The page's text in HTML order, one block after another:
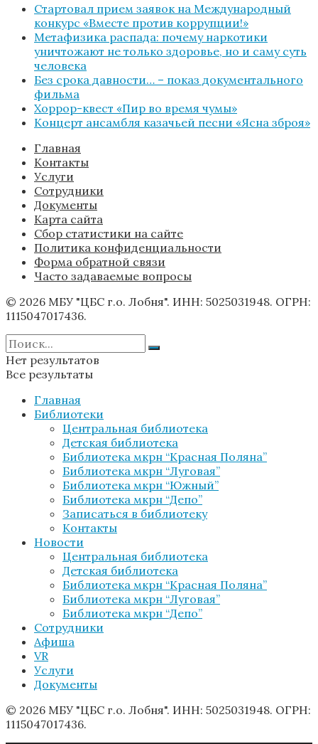
Стартовал прием заявок на Международный
конкурс «Вместе против коррупции!»
Метафизика распада: почему наркотики
уничтожают не только здоровье, но и саму суть
человека
Без срока давности… – показ документального
фильма
Хоррор-квест «Пир во время чумы»
Концерт ансамбля казачьей песни «Ясна зброя»
Главная
Контакты
Услуги
Сотрудники
Документы
Карта сайта
Сбор статистики на сайте
Политика конфиденциальности
Форма обратной связи
Часто задаваемые вопросы
© 2026 МБУ "ЦБС г.о. Лобня". ИНН: 5025031948. ОГРН:
1115047017436.
Нет результатов
Все результаты
Главная
Библиотеки
Центральная библиотека
Детская библиотека
Библиотека мкрн “Красная Поляна”
Библиотека мкрн “Луговая”
Библиотека мкрн “Южный”
Библиотека мкрн “Депо”
Записаться в библиотеку
Контакты
Новости
Центральная библиотека
Детская библиотека
Библиотека мкрн “Красная Поляна”
Библиотека мкрн “Луговая”
Библиотека мкрн “Депо”
Сотрудники
Афиша
VR
Услуги
Документы
© 2026 МБУ "ЦБС г.о. Лобня". ИНН: 5025031948. ОГРН:
1115047017436.